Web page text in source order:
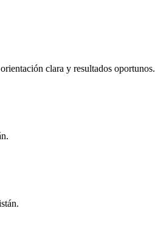
clara y resultados oportunos.